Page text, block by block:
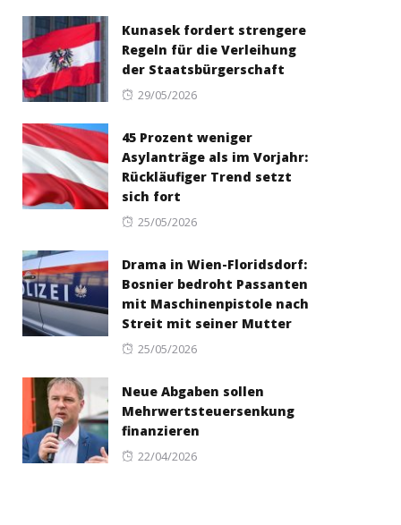
Kunasek fordert strengere
Regeln für die Verleihung
der Staatsbürgerschaft
Posted
29/05/2026
45 Prozent weniger
Asylanträge als im Vorjahr:
Rückläufiger Trend setzt
sich fort
Posted
25/05/2026
Drama in Wien-Floridsdorf:
Bosnier bedroht Passanten
mit Maschinenpistole nach
Streit mit seiner Mutter
Posted
25/05/2026
Neue Abgaben sollen
Mehrwertsteuersenkung
finanzieren
Posted
22/04/2026